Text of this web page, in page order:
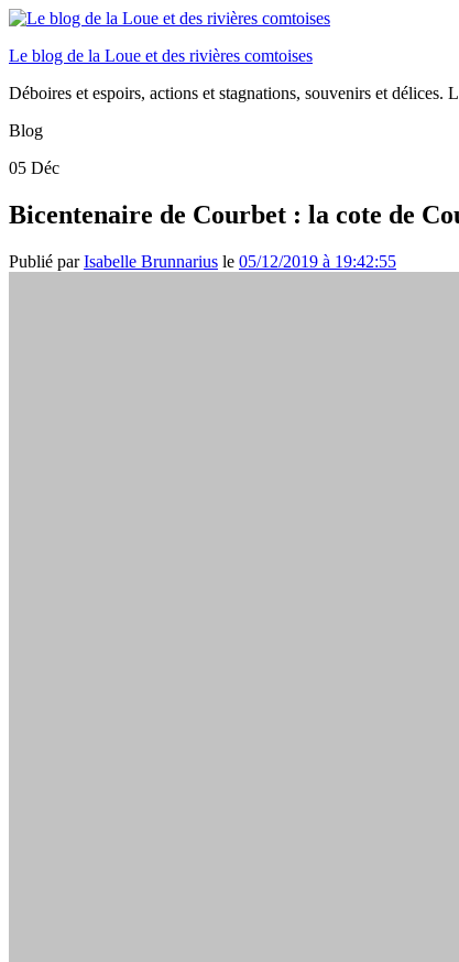
Le blog de la Loue et des rivières comtoises
Déboires et espoirs, actions et stagnations, souvenirs et délices.
Blog
05 Déc
Bicentenaire de Courbet : la cote de
Publié parIsabelle Brunnarius le 05/12/2019 à 19:42:55